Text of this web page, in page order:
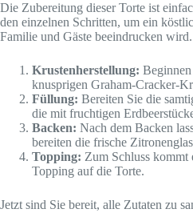
Die Zubereitung dieser Torte ist
den einzelnen Schritten, um ein
Familie und Gäste beeindrucken wird.
Krustenherstellung:
knusprigen Graham-Cracker-
Füllung: Bereiten Sie die
die mit fruchtigen
Backen: Nach dem Backen
bereiten die frische
Topping: Zum Schluss kommt
Topping auf die Torte.
Jetzt sind Sie bereit, alle Zutaten zu